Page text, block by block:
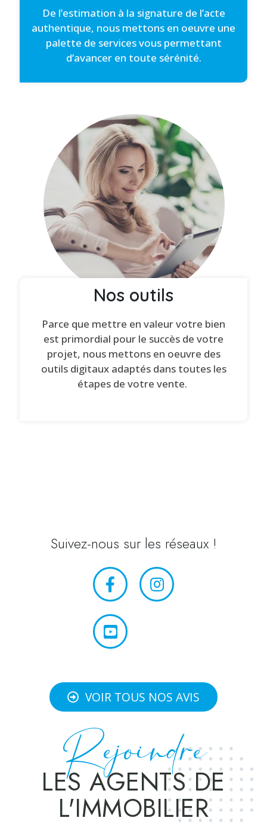
De l’estimation à la signature de l’acte
authentique, nous mettons en oeuvre une
palette de services vous permettant
d’avancer en toute sérénité.
Nos outils
Parce que mettre en valeur votre bien
est primordial pour le succès de votre
projet, nous mettons en oeuvre des
outils digitaux adaptés dans toutes les
étapes de votre vente.
Suivez-nous sur les réseaux !
VOIR TOUS NOS AVIS
Rejoindre
LES AGENTS DE
L'IMMOBILIER